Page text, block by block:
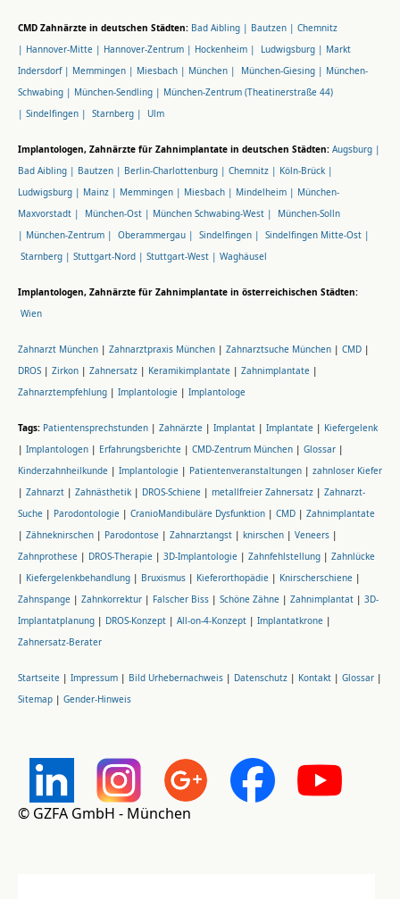
CMD Zahnärzte in deutschen Städten: Bad Aibling | Bautzen | Chemnitz
| Hannover-Mitte | Hannover-Zentrum | Hockenheim | Ludwigsburg | Markt
Indersdorf | Memmingen | Miesbach | München | München-Giesing | München-
Schwabing | München-Sendling | München-Zentrum (Theatinerstraße 44)
| Sindelfingen | Starnberg | Ulm
Implantologen, Zahnärzte für Zahnimplantate in deutschen Städten: Augsburg |
Bad Aibling | Bautzen | Berlin-Charlottenburg | Chemnitz | Köln-Brück |
Ludwigsburg | Mainz | Memmingen | Miesbach | Mindelheim | München-
Maxvorstadt |
München-Ost | München Schwabing-West |
München-Solln
| München-Zentrum | Oberammergau | Sindelfingen | Sindelfingen Mitte-Ost |
Starnberg | Stuttgart-Nord | Stuttgart-West | Waghäusel
Implantologen, Zahnärzte für Zahnimplantate in österreichischen Städten:
Wien
Zahnarzt München | Zahnarztpraxis München | Zahnarztsuche München | CMD |
DROS | Zirkon | Zahnersatz | Keramikimplantate | Zahnimplantate |
Zahnarztempfehlung | Implantologie | Implantologe
Tags: Patientensprechstunden | Zahnärzte | Implantat | Implantate | Kiefergelenk
| Implantologen | Erfahrungsberichte | CMD-Zentrum München | Glossar |
Kinderzahnheilkunde | Implantologie | Patientenveranstaltungen | zahnloser Kiefer
| Zahnarzt | Zahnästhetik | DROS-Schiene | metallfreier Zahnersatz | Zahnarzt-
Suche | Parodontologie | CranioMandibuläre Dysfunktion | CMD | Zahnimplantate
| Zähneknirschen | Parodontose | Zahnarztangst | knirschen | Veneers |
Zahnprothese | DROS-Therapie | 3D-Implantologie | Zahnfehlstellung | Zahnlücke
| Kiefergelenkbehandlung | Bruxismus | Kieferorthopädie | Knirscherschiene |
Zahnspange | Zahnkorrektur | Falscher Biss | Schöne Zähne | Zahnimplantat | 3D-
Implantatplanung | DROS-Konzept | All-on-4-Konzept | Implantatkrone |
Zahnersatz-Berater
Startseite | Impressum | Bild Urhebernachweis | Datenschutz | Kontakt | Glossar |
Sitemap | Gender-Hinweis
© GZFA GmbH - München